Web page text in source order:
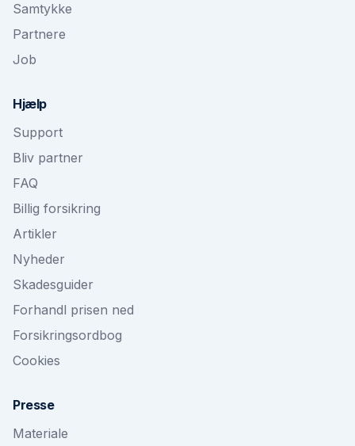
Samtykke
Partnere
Job
Hjælp
Support
Bliv partner
FAQ
Billig forsikring
Artikler
Nyheder
Skadesguider
Forhandl prisen ned
Forsikringsordbog
Cookies
Presse
Materiale